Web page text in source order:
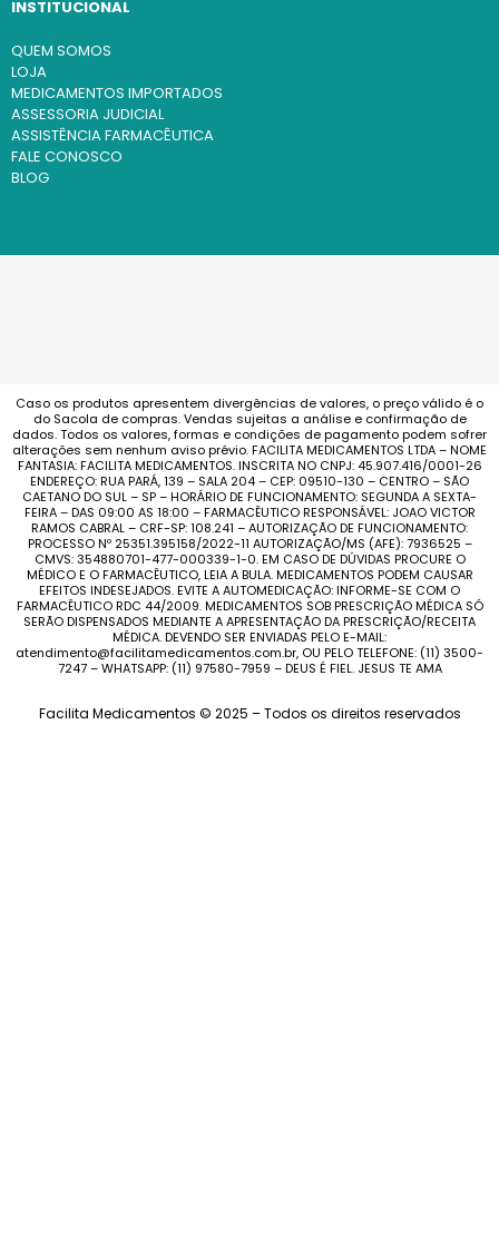
INSTITUCIONAL
QUEM SOMOS
LOJA
MEDICAMENTOS IMPORTADOS
ASSESSORIA JUDICIAL
ASSISTÊNCIA FARMACÊUTICA
FALE CONOSCO
BLOG
Caso os produtos apresentem divergências de valores, o preço válido é o
do Sacola de compras. Vendas sujeitas a análise e confirmação de
dados. Todos os valores, formas e condições de pagamento podem sofrer
alterações sem nenhum aviso prévio. FACILITA MEDICAMENTOS LTDA – NOME
FANTASIA: FACILITA MEDICAMENTOS. INSCRITA NO CNPJ: 45.907.416/0001-26
ENDEREÇO: RUA PARÁ, 139 – SALA 204 – CEP: 09510-130 – CENTRO – SÃO
CAETANO DO SUL – SP – HORÁRIO DE FUNCIONAMENTO: SEGUNDA A SEXTA-
FEIRA – DAS 09:00 AS 18:00 – FARMACÊUTICO RESPONSÁVEL: JOAO VICTOR
RAMOS CABRAL – CRF-SP: 108.241 – AUTORIZAÇÃO DE FUNCIONAMENTO:
PROCESSO Nº 25351.395158/2022-11 AUTORIZAÇÃO/MS (AFE): 7936525 –
CMVS: 354880701-477-000339-1-0. EM CASO DE DÚVIDAS PROCURE O
MÉDICO E O FARMACÊUTICO, LEIA A BULA. MEDICAMENTOS PODEM CAUSAR
EFEITOS INDESEJADOS. EVITE A AUTOMEDICAÇÃO: INFORME-SE COM O
FARMACÊUTICO RDC 44/2009. MEDICAMENTOS SOB PRESCRIÇÃO MÉDICA SÓ
SERÃO DISPENSADOS MEDIANTE A APRESENTAÇÃO DA PRESCRIÇÃO/RECEITA
MÉDICA. DEVENDO SER ENVIADAS PELO E-MAIL:
atendimento@facilitamedicamentos.com.br, OU PELO TELEFONE: (11) 3500-
7247 – WHATSAPP: (11) 97580-7959 – DEUS É FIEL. JESUS TE AMA
Facilita Medicamentos © 2025 – Todos os direitos reservados